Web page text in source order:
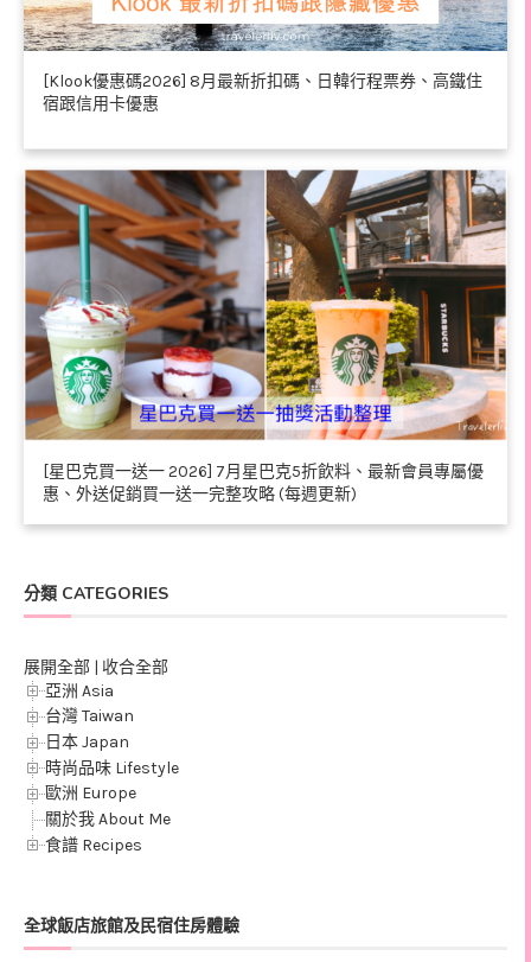
[Klook優惠碼2026] 8月最新折扣碼、日韓行程票券、高鐵住
宿跟信用卡優惠
[星巴克買一送一 2026] 7月星巴克5折飲料、最新會員專屬優
惠、外送促銷買一送一完整攻略 (每週更新)
分類 CATEGORIES
展開全部 | 收合全部
亞洲 Asia
台灣 Taiwan
日本 Japan
時尚品味 Lifestyle
歐洲 Europe
關於我 About Me
食譜 Recipes
全球飯店旅館及民宿住房體驗